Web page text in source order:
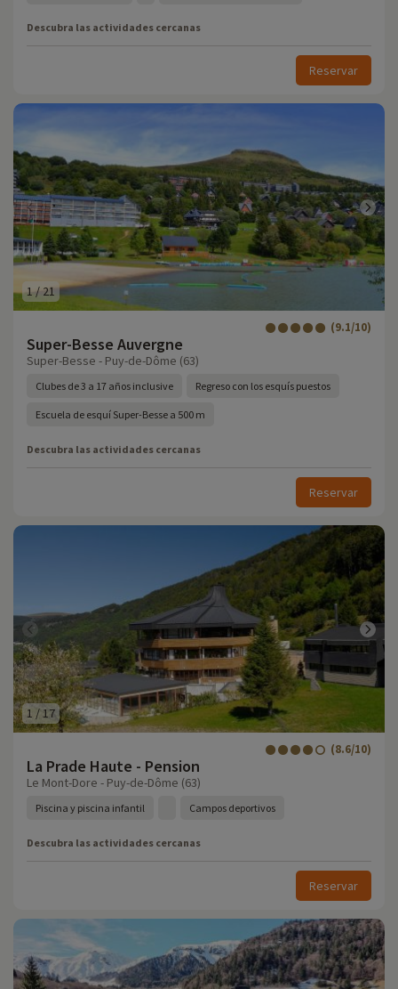
Descubra las actividades cercanas
Reservar
1/21
Super-Besse Auvergne
(9.1/10)
Super-Besse - Puy-de-Dôme (63)
Clubes de 3 a 17 años inclusive Regreso con los esquís puestos
Escuela de esquí Super-Besse a 500 m
Descubra las actividades cercanas
Reservar
1 /17
La Prade Haute - Pension
(8.6/10)
Le Mont-Dore - Puy-de-Dôme (63)
Piscina y piscina infantil Campos deportivos
Descubra las actividades cercanas
Reservar